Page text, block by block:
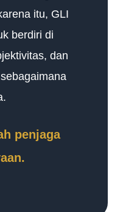
itu, GLI
berdiri di
dan
penjaga